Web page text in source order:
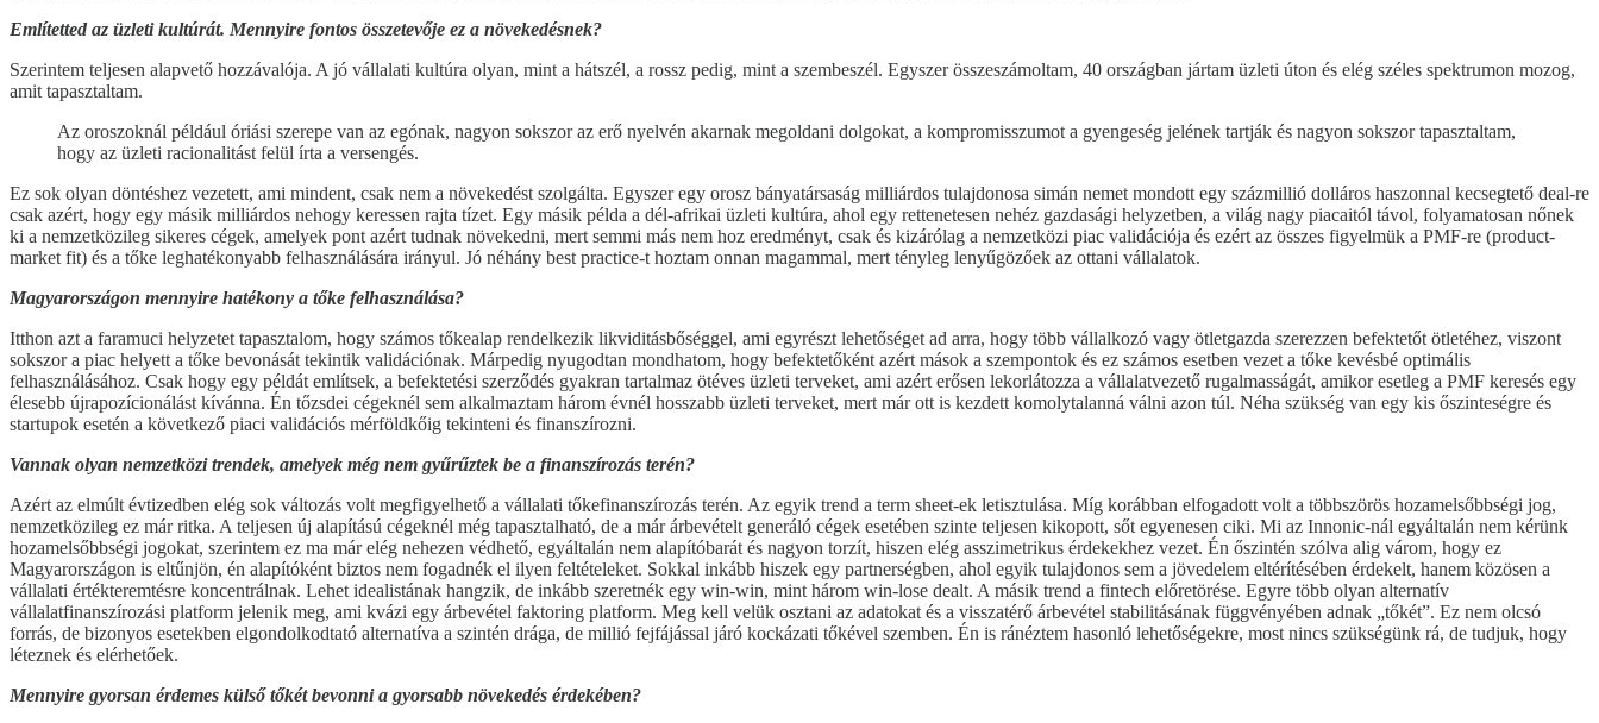
Említetted az üzleti kultúrát. Mennyire fontos összetevője ez a növekedésnek?
Szerintem teljesen alapvető hozzávalója. A jó vállalati kultúra olyan, mint a hátszél, a rossz pedig, mint a szembeszél. Egyszer összeszámoltam, 40 országban jártam üzleti úton és elég széles spektrumon mozog,
amit tapasztaltam.
Az oroszoknál például óriási szerepe van az egónak, nagyon sokszor az erő nyelvén akarnak megoldani dolgokat, a kompromisszumot a gyengeség jelének tartják és nagyon sokszor tapasztaltam,
hogy az üzleti racionalitást felül írta a versengés.
Ez sok olyan döntéshez vezetett, ami mindent, csak nem a növekedést szolgálta. Egyszer egy orosz bányatársaság milliárdos tulajdonosa simán nemet mondott egy százmillió dolláros haszonnal kecsegtető deal-re
csak azért, hogy egy másik milliárdos nehogy keressen rajta tízet. Egy másik példa a dél-afrikai üzleti kultúra, ahol egy rettenetesen nehéz gazdasági helyzetben, a világ nagy piacaitól távol, folyamatosan nőnek
ki a nemzetközileg sikeres cégek, amelyek pont azért tudnak növekedni, mert semmi más nem hoz eredményt, csak és kizárólag a nemzetközi piac validációja és ezért az összes figyelmük a PMF-re (product-
market fit) és a tőke leghatékonyabb felhasználására irányul. Jó néhány best practice-t hoztam onnan magammal, mert tényleg lenyűgözőek az ottani vállalatok.
Magyarországon mennyire hatékony a tőke felhasználása?
Itthon azt a faramuci helyzetet tapasztalom, hogy számos tőkealap rendelkezik likviditásbőséggel, ami egyrészt lehetőséget ad arra, hogy több vállalkozó vagy ötletgazda szerezzen befektetőt ötletéhez, viszont
sokszor a piac helyett a tőke bevonását tekintik validációnak. Márpedig nyugodtan mondhatom, hogy befektetőként azért mások a szempontok és ez számos esetben vezet a tőke kevésbé optimális
felhasználásához. Csak hogy egy példát említsek, a befektetési szerződés gyakran tartalmaz ötéves üzleti terveket, ami azért erősen lekorlátozza a vállalatvezető rugalmasságát, amikor esetleg a PMF keresés egy
élesebb újrapozícionálást kívánna. Én tőzsdei cégeknél sem alkalmaztam három évnél hosszabb üzleti terveket, mert már ott is kezdett komolytalanná válni azon túl. Néha szükség van egy kis őszinteségre és
startupok esetén a következő piaci validációs mérföldkőig tekinteni és finanszírozni.
Vannak olyan nemzetközi trendek, amelyek még nem gyűrűztek be a finanszírozás terén?
Azért az elmúlt évtizedben elég sok változás volt megfigyelhető a vállalati tőkefinanszírozás terén. Az egyik trend a term sheet-ek letisztulása. Míg korábban elfogadott volt a többszörös hozamelsőbbségi jog,
nemzetközileg ez már ritka. A teljesen új alapítású cégeknél még tapasztalható, de a már árbevételt generáló cégek esetében szinte teljesen kikopott, sőt egyenesen ciki. Mi az Innonic-nál egyáltalán nem kérünk
hozamelsőbbségi jogokat, szerintem ez ma már elég nehezen védhető, egyáltalán nem alapítóbarát és nagyon torzít, hiszen elég asszimetrikus érdekekhez vezet. Én őszintén szólva alig várom, hogy ez
Magyarországon is eltűnjön, én alapítóként biztos nem fogadnék el ilyen feltételeket. Sokkal inkább hiszek egy partnerségben, ahol egyik tulajdonos sem a jövedelem eltérítésében érdekelt, hanem közösen a
vállalati értékteremtésre koncentrálnak. Lehet idealistának hangzik, de inkább szeretnék egy win-win, mint három win-lose dealt. A másik trend a fintech előretörése. Egyre több olyan alternatív
vállalatfinanszírozási platform jelenik meg, ami kvázi egy árbevétel faktoring platform. Meg kell velük osztani az adatokat és a visszatérő árbevétel stabilitásának függvényében adnak „tőkét”. Ez nem olcsó
forrás, de bizonyos esetekben elgondolkodtató alternatíva a szintén drága, de millió fejfájással járó kockázati tőkével szemben. Én is ránéztem hasonló lehetőségekre, most nincs szükségünk rá, de tudjuk, hogy
léteznek és elérhetőek.
Mennyire gyorsan érdemes külső tőkét bevonni a gyorsabb növekedés érdekében?